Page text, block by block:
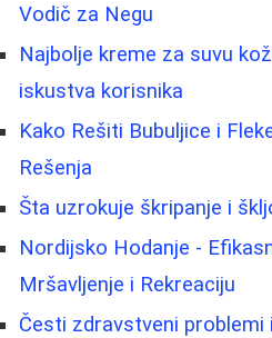
Vodič za Negu
Najbolje kreme za suvu
iskustva korisnika
Kako Rešiti Bubuljice i
Rešenja
Šta uzrokuje škripanje i
Nordijsko Hodanje -
Mršavljenje i Rekreaciju
Česti zdravstveni problemi